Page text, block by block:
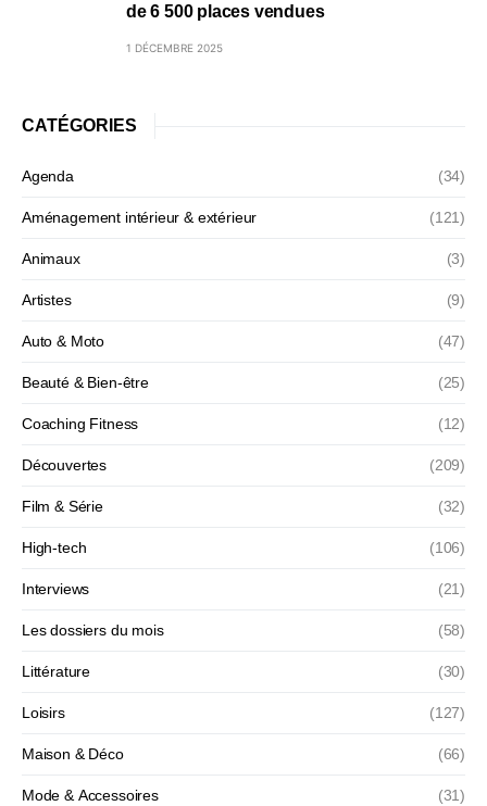
de 6 500 places vendues
1 DÉCEMBRE 2025
CATÉGORIES
Agenda (34)
Aménagement intérieur & extérieur (121)
Animaux (3)
Artistes (9)
Auto & Moto (47)
Beauté & Bien-être (25)
Coaching Fitness (12)
Découvertes (209)
Film & Série (32)
High-tech (106)
Interviews (21)
Les dossiers du mois (58)
Littérature (30)
Loisirs (127)
Maison & Déco (66)
Mode & Accessoires (31)